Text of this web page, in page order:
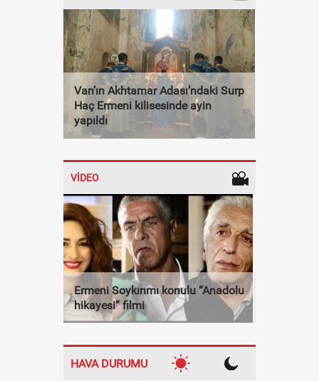
Van’ın Akhtamar Adası’ndaki Surp
Haç Ermeni kilisesinde ayin
yapıldı
VİDEO
Ermeni Soykırımı konulu “Anadolu
hikayesi” filmi
HAVA DURUMU